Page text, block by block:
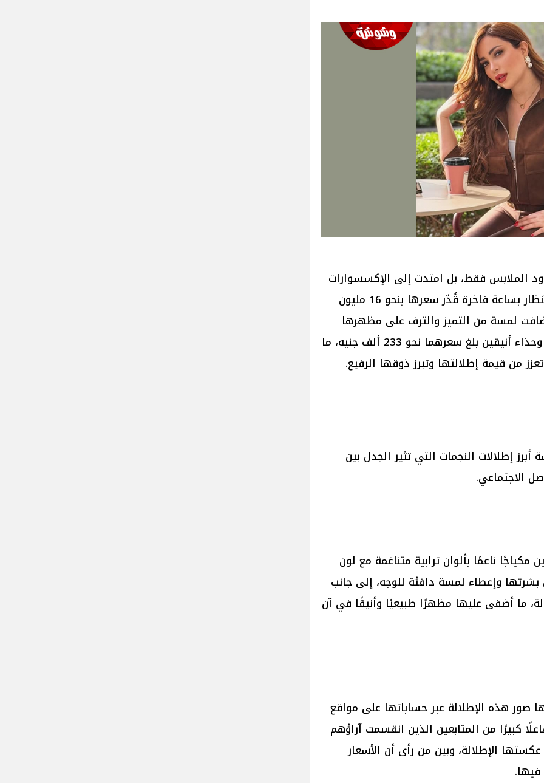
الملابس فقط، بل امتدت إلى الإكسسوارات
التي اختارتها بعناية، حيث لفتت الأنظار بساعة فاخرة قُدّر سعرها بنحو 16 مليون
لمسة من التميز والترف على مظهرها
العام. كما نسّقت إطلالتها بحقيبة وحذاء أنيقين بلغ سعرهما نحو 233 ألف جنيه، ما
من قيمة إطلالتها وتبرز ذوقها الرفيع.
إطلالات النجمات التي تثير الجدل بين
الاجتماعي.
مكياجًا ناعمًا بألوان ترابية متناغمة مع لون
بشرتها وإعطاء لمسة دافئة للوجه، إلى جانب
ما أضفى عليها مظهرًا طبيعيًا وأنيقًا في آن
هذه الإطلالة عبر حساباتها على مواقع
كبيرًا من المتابعين الذين انقسمت آراؤهم
الإطلالة، وبين من رأى أن الأسعار
فيها.